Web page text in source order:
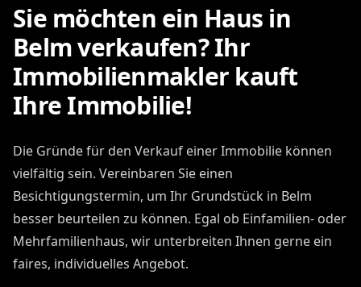
Sie möchten ein Haus in
Belm verkaufen? Ihr
Immobilienmakler kauft
Ihre Immobilie!
Die Gründe für den Verkauf einer Immobilie können
vielfältig sein. Vereinbaren Sie einen
Besichtigungstermin, um Ihr Grundstück in Belm
besser beurteilen zu können. Egal ob Einfamilien- oder
Mehrfamilienhaus, wir unterbreiten Ihnen gerne ein
faires, individuelles Angebot.